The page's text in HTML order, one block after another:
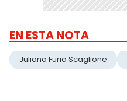
EN ESTA NOTA
Juliana Furia Scaglione